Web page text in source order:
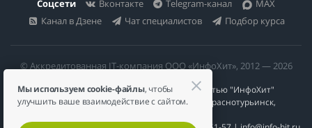
Соцсети Вконтакте Telegram-канал
MAX
Канал в Дзене
Чат специалистов Подбор курса
© Аккредитованная IT-компания ООО «ИнфоХит», 2012 — 2026
Общество с ограниченной ответственностью "ИнфоХит"
624446, Россия, Свердловская область, г. Краснотурьинск,
Мы используем cookie-файлы, чтобы
улучшить ваше взаимодействие с сайтом.